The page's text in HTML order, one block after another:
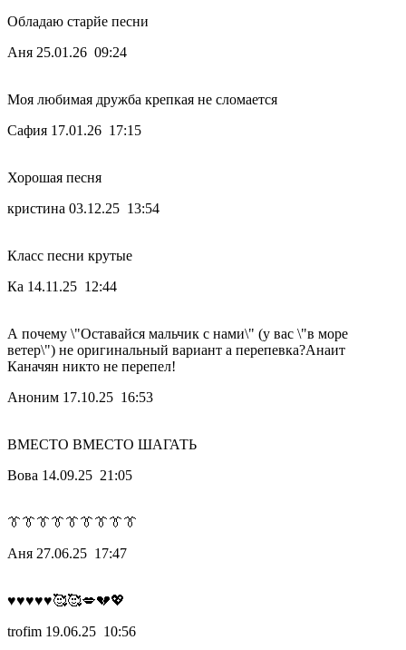
Обладаю старйе песни
Аня 25.01.26 09:24
Моя любимая дружба крепкая не сломается
Сафия 17.01.26 17:15
Хорошая песня
кристина 03.12.25 13:54
Класс песни крутые
Ка 14.11.25 12:44
А почему \"Оставайся мальчик с нами\" (у вас \"в море
ветер\") не оригинальный вариант а перепевка?Анаит
Каначян никто не перепел!
Аноним 17.10.25 16:53
ВМЕСТО ВМЕСТО ШАГАТЬ
Вова 14.09.25 21:05
👔👔👔👔👔👔👔👔👔
Аня 27.06.25 17:47
♥️♥️♥️♥️♥️🥰🥰💋💔💖
trofim 19.06.25 10:56